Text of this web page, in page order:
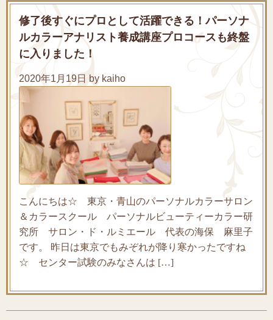
修了後すぐにプロとして活躍できる！パーソナ
ルカラーアナリスト養成講座プロコースも終盤
に入りました！
2020年1月19日 by kaiho
こんにちは☆ 東京・青山のパーソナルカラーサロン
＆カラースクール パーソナルビューティーカラー研
究所 サロン・ド・ルミエール 代表の海保 麻里子
です。 昨日は東京でもみぞれが降り寒かったですね
☆ センター試験のみなさんは […]